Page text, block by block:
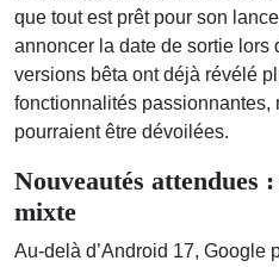
que tout est prêt pour son
annoncer la date de sortie lors
versions bêta ont déjà révélé
fonctionnalités passionnantes,
pourraient être dévoilées.
Nouveautés attendues
mixte
Au-delà d’Android 17, Google